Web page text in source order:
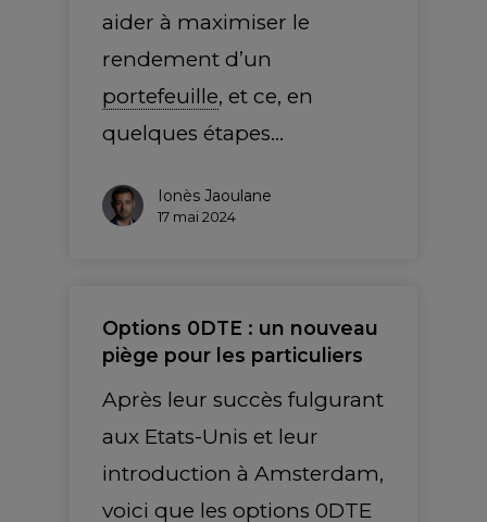
aider à maximiser le
rendement d’un
portefeuille, et ce, en
quelques étapes…
Ionès Jaoulane
17 mai 2024
Options 0DTE : un nouveau
piège pour les particuliers
Après leur succès fulgurant
aux Etats-Unis et leur
introduction à Amsterdam,
voici que les options 0DTE